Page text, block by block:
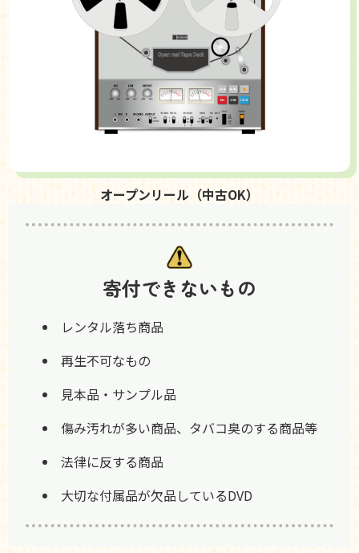
オープンリール（中古OK）
寄付できないもの
レンタル落ち商品
再生不可なもの
見本品・サンプル品
傷み汚れが多い商品、タバコ臭のする商品等
法律に反する商品
大切な付属品が欠品しているDVD